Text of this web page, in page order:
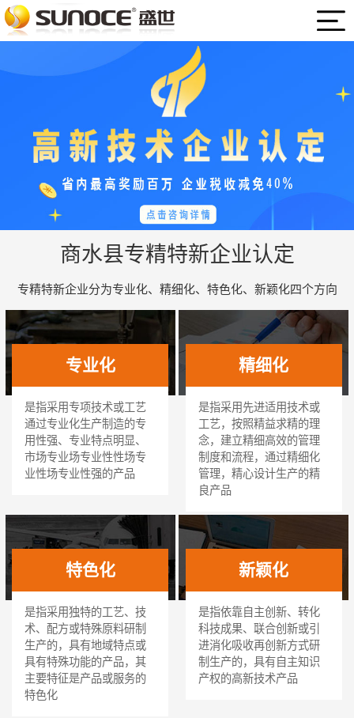
商水县专精特新企业认定
专精特新企业分为专业化、精细化、特色化、新颖化四个方向
专业化
是指采用专项技术或工艺
通过专业化生产制造的专
用性强、专业特点明显、
市场专业场专业性性场专
业性场专业性强的产品
精细化
是指采用先进适用技术或
工艺，按照精益求精的理
念，建立精细高效的管理
制度和流程，通过精细化
管理，精心设计生产的精
良产品
特色化
是指采用独特的工艺、技
术、配方或特殊原料研制
生产的，具有地域特点或
具有特殊功能的产品，其
主要特征是产品或服务的
特色化
新颖化
是指依靠自主创新、转化
科技成果、联合创新或引
进消化吸收再创新方式研
制生产的，具有自主知识
产权的高新技术产品